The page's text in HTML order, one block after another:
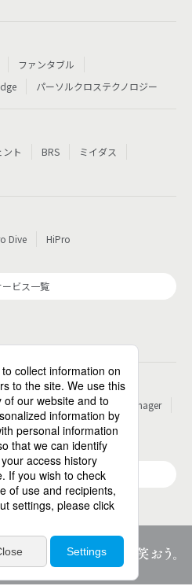
ファンタブル
パーソルクロステクノロジー
ト BRS
ミイダス
Dive HiPro
ービス一覧
コンサルティング
HITO-Manager
Camp StepBase
ービス一覧